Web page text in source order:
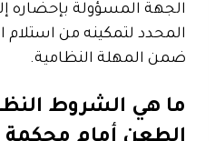
الجهة المسؤولة بإحضاره
المحدد لتمكينه من استلام
ضمن المهلة النظامية.
ما هي الشروط